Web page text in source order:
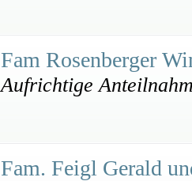
Fam Rosenberger
Aufrichtige
Fam. Feigl Gerald